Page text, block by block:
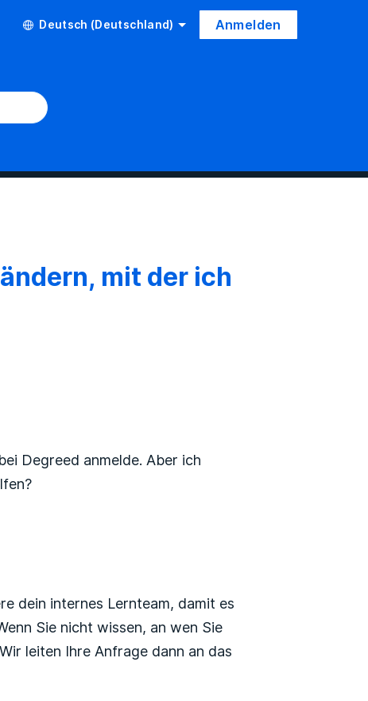
Deutsch (Deutschland) Anmelden
mit der ich
Degreed anmelde. Aber ich
dein internes Lernteam, damit es
Sie nicht wissen, an wen Sie
leiten Ihre Anfrage dann an das